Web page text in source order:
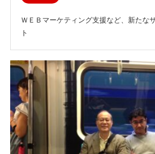
ＷＥＢマーケティング支援など、新たな
ト